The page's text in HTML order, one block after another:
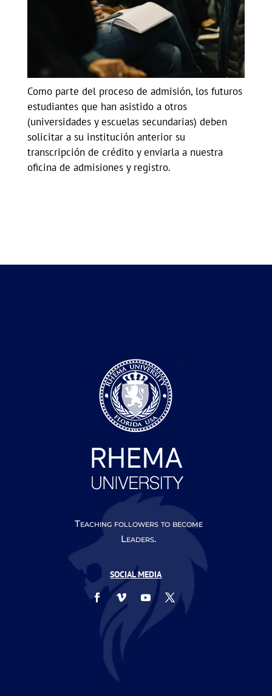
Como parte del proceso de admisión, los futuros
estudiantes que han asistido a otros
(universidades y escuelas secundarias) deben
solicitar a su institución anterior su
transcripción de crédito y enviarla a nuestra
oficina de admisiones y registro.
Teaching followers to become
Leaders.
SOCIAL MEDIA